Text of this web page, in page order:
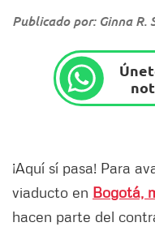
Publicado por: Ginna R.
¡Aquí sí pasa! Para
viaducto en Bogotá,
hacen parte del